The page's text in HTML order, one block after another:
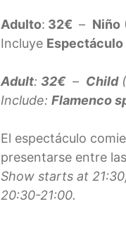
Adulto: 32€ – Niño
Incluye
Adult: 32€– Child
Include: Flamenco
El espectáculo
presentarse entre
Show starts at
20:30-21:00.